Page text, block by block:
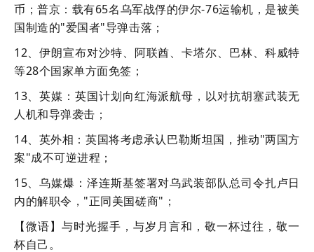
币；普京：载有65名乌军战俘的伊尔-76运输机，是被美
国制造的"爱国者"导弹击落；
12、伊朗宣布对沙特、阿联酋、卡塔尔、巴林、科威特
等28个国家单方面免签；
13、英媒：英国计划向红海派航母，以对抗胡塞武装无
人机和导弹袭击；
14、英外相：英国将考虑承认巴勒斯坦国，推动"两国方
案"成不可逆进程；
15、乌媒爆：泽连斯基签署对乌武装部队总司令扎卢日
内的解职令，"正同美国磋商"；
【微语】与时光握手，与岁月言和，敬一杯过往，敬一
杯自己。